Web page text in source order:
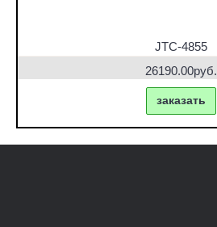
JTC-4855
26190.00руб.
заказать